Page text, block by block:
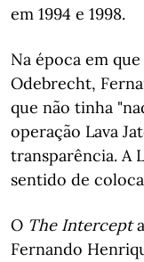
em 1994 e 1998.
Na época em
Odebrecht,
que não tinha
operação Lava
transparência. A
sentido de
O The Intercept
Fernando